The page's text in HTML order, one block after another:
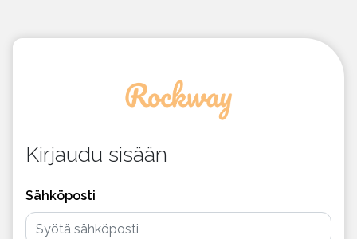
Kirjaudu sisään
Sähköposti